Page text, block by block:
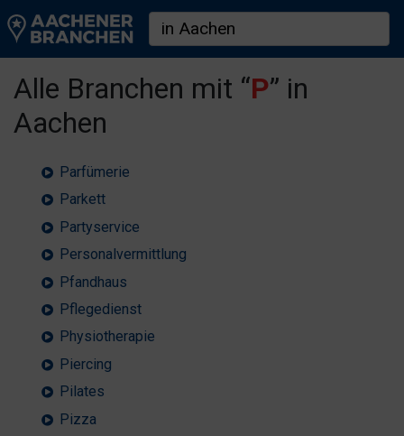
Alle Branchen mit “P” in
Aachen
Parfümerie
Parkett
Partyservice
Personalvermittlung
Pfandhaus
Pflegedienst
Physiotherapie
Piercing
Pilates
Pizza